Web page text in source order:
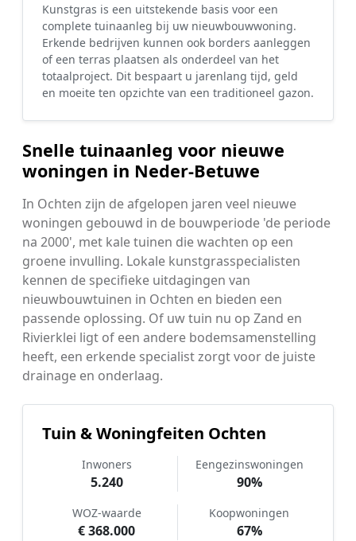
Kunstgras is een uitstekende basis voor een
complete tuinaanleg bij uw nieuwbouwwoning.
Erkende bedrijven kunnen ook borders aanleggen
of een terras plaatsen als onderdeel van het
totaalproject. Dit bespaart u jarenlang tijd, geld
en moeite ten opzichte van een traditioneel gazon.
Snelle tuinaanleg voor nieuwe
woningen in Neder-Betuwe
In Ochten zijn de afgelopen jaren veel nieuwe
woningen gebouwd in de bouwperiode 'de periode
na 2000', met kale tuinen die wachten op een
groene invulling. Lokale kunstgrasspecialisten
kennen de specifieke uitdagingen van
nieuwbouwtuinen in Ochten en bieden een
passende oplossing. Of uw tuin nu op Zand en
Rivierklei ligt of een andere bodemsamenstelling
heeft, een erkende specialist zorgt voor de juiste
drainage en onderlaag.
Tuin & Woningfeiten Ochten
Inwoners
5.240
Eengezinswoningen
90%
WOZ-waarde
€ 368.000
Koopwoningen
67%